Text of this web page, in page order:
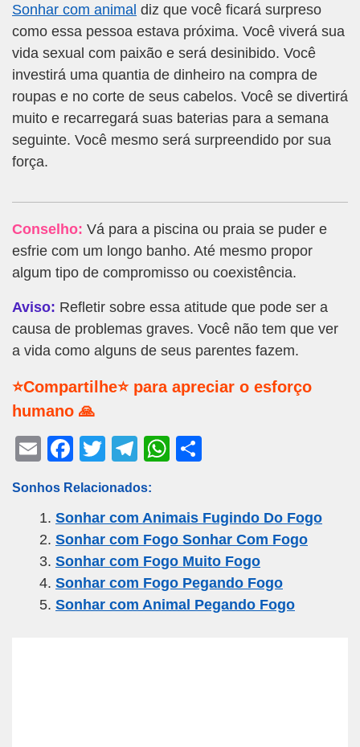
Sonhar com animal diz que você ficará surpreso
como essa pessoa estava próxima. Você viverá sua
vida sexual com paixão e será desinibido. Você
investirá uma quantia de dinheiro na compra de
roupas e no corte de seus cabelos. Você se divertirá
muito e recarregará suas baterias para a semana
seguinte. Você mesmo será surpreendido por sua
força.
Conselho: Vá para a piscina ou praia se puder e
esfrie com um longo banho. Até mesmo propor
algum tipo de compromisso ou coexistência.
Aviso: Refletir sobre essa atitude que pode ser a
causa de problemas graves. Você não tem que ver
a vida como alguns de seus parentes fazem.
⭐Compartilhe⭐ para apreciar o esforço
humano 🙏
E
ail
F
c
e
b
o
o
T
tt
er
T
e
gr
a
m
W
s
A
p
p
e
Sonhos Relacionados:
Sonhar com Animais Fugindo Do Fogo
Sonhar com Fogo Sonhar Com Fogo
Sonhar com Fogo Muito Fogo
Sonhar com Fogo Pegando Fogo
Sonhar com Animal Pegando Fogo